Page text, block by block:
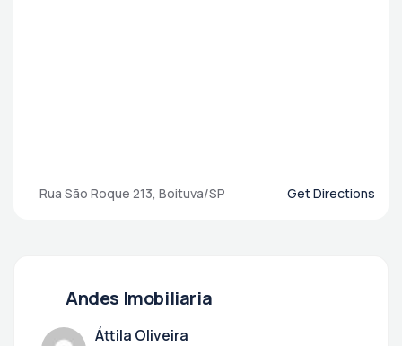
Rua São Roque 213, Boituva/SP Get Directions
Andes Imobiliaria
Áttila Oliveira